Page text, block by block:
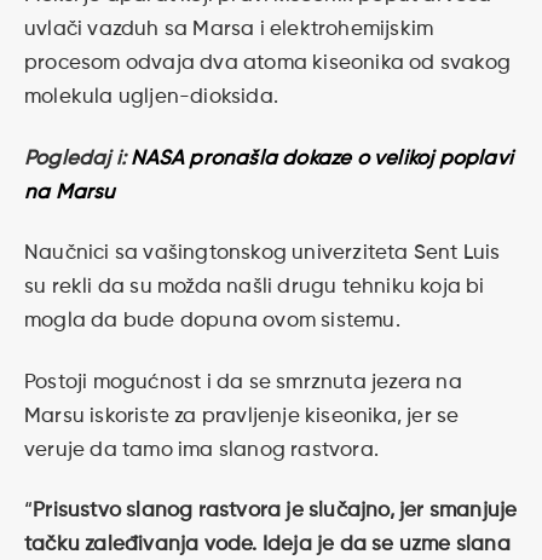
uvlači vazduh sa Marsa i elektrohemijskim
procesom odvaja dva atoma kiseonika od svakog
molekula ugljen-dioksida.
Pogledaj i:NASA pronašla dokaze o velikoj poplavi
na Marsu
Naučnici sa vašingtonskog univerziteta Sent Luis
su rekli da su možda našli drugu tehniku koja bi
mogla da bude dopuna ovom sistemu.
Postoji mogućnost i da se smrznuta jezera na
Marsu iskoriste za pravljenje kiseonika, jer se
veruje da tamo ima slanog rastvora.
“Prisustvo slanog rastvora je slučajno, jer smanjuje
tačku zaleđivanja vode. Ideja je da se uzme slana